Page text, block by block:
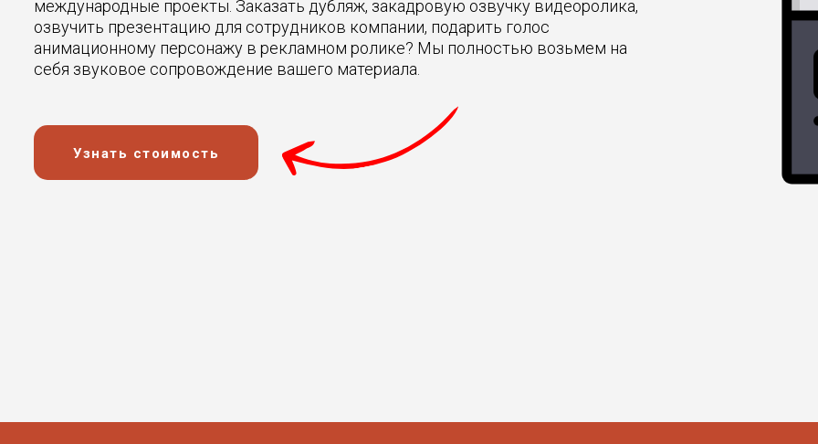
международные проекты. Заказать дубляж, закадровую озвучку видеоролика,
озвучить презентацию для сотрудников компании, подарить голос
анимационному персонажу в рекламном ролике? Мы полностью возьмем на
себя звуковое сопровождение вашего материала.
Узнать стоимость